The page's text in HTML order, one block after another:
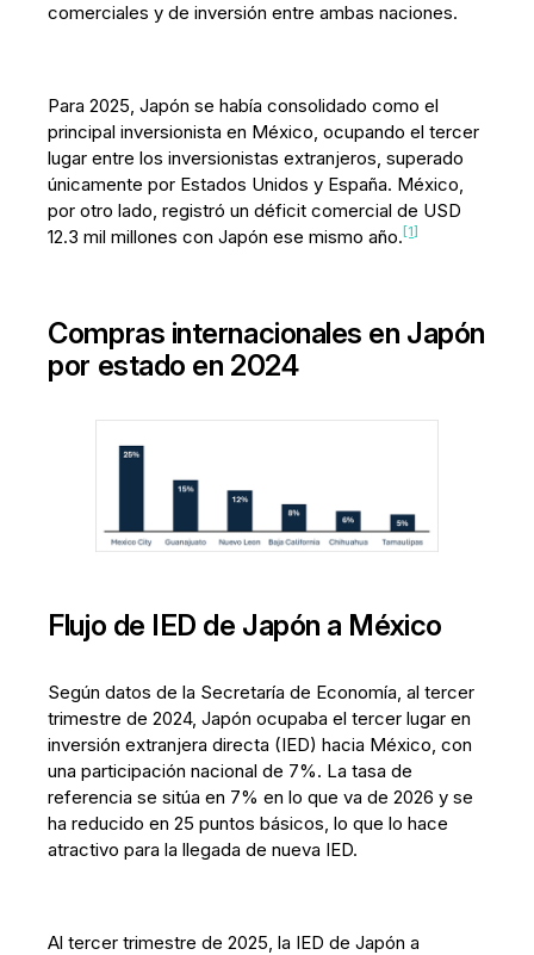
comerciales y de inversión entre ambas naciones.
Para 2025, Japón se había consolidado como el
principal inversionista en México, ocupando el tercer
lugar entre los inversionistas extranjeros, superado
únicamente por Estados Unidos y España. México,
por otro lado, registró un déficit comercial de USD
12.3 mil millones con Japón ese mismo año.[1]
Compras internacionales en Japón
por estado en 2024
Flujo de IED de Japón a México
Según datos de la Secretaría de Economía, al tercer
trimestre de 2024, Japón ocupaba el tercer lugar en
inversión extranjera directa (IED) hacia México, con
una participación nacional de 7%. La tasa de
referencia se sitúa en 7% en lo que va de 2026 y se
ha reducido en 25 puntos básicos, lo que lo hace
atractivo para la llegada de nueva IED.
Al tercer trimestre de 2025, la IED de Japón a